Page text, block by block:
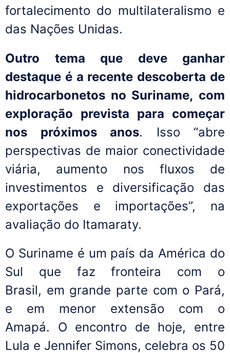
fortalecimento do multilateralismo e
das Nações Unidas.
Outro tema que deve ganhar
destaque é a recente descoberta de
hidrocarbonetos no Suriname, com
exploração prevista para começar
nos próximos anos. Isso “abre
perspectivas de maior conectividade
viária, aumento nos fluxos de
investimentos e diversificação das
exportações e importações”, na
avaliação do Itamaraty.
O Suriname é um país da América do
Sul que faz fronteira com o
Brasil, em grande parte com o Pará,
e em menor extensão com o
Amapá. O encontro de hoje, entre
Lula e Jennifer Simons, celebra os 50